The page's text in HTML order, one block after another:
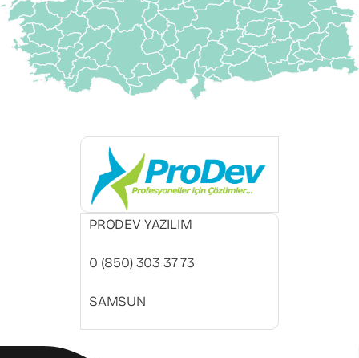
PRODEV YAZILIM
0 (850) 303 37 73
SAMSUN